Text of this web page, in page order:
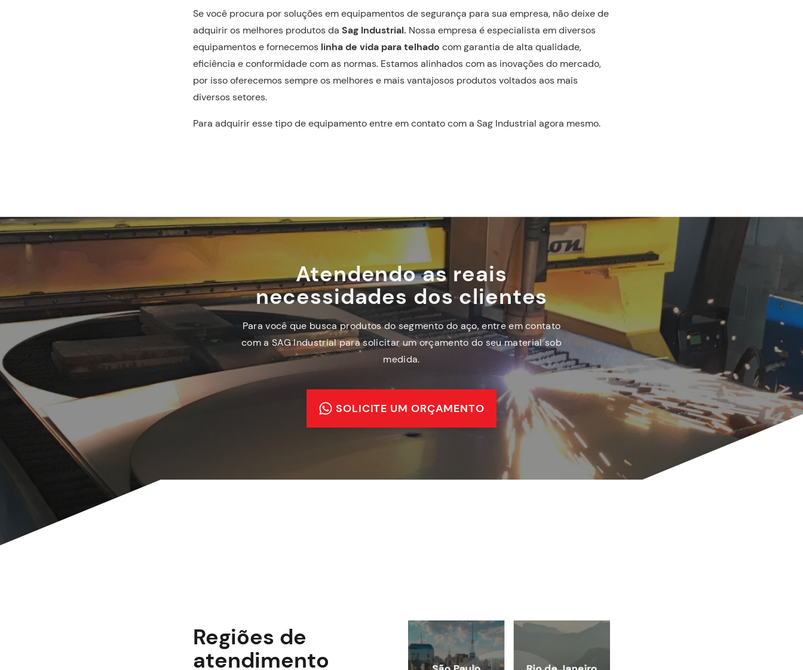
Se você procura por soluções em equipamentos de segurança para sua empresa, não deixe de
adquirir os melhores produtos daSag Industrial. Nossa empresa é especialista em diversos
equipamentos e fornecemos linha de vida para telhado com garantia de alta qualidade,
eficiência e conformidade com as normas. Estamos alinhados com as inovações do mercado,
por isso oferecemos sempre os melhores e mais vantajosos produtos voltados aos mais
diversos setores.
Para adquirir esse tipo de equipamento entre em contato com a Sag Industrial agora mesmo.
Atendendo as reais
necessidades dos clientes
Para você que busca produtos do segmento do aço, entre em contato
com a SAG Industrial para solicitar um orçamento do seu material sob
medida.
SOLICITE UM ORÇAMENTO
Regiões de
atendimento